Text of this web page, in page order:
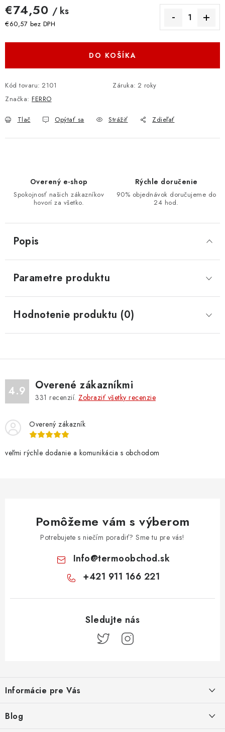
€74,50 / ks
€60,57 bez DPH
DO KOŠÍKA
Kód tovaru: 2101 Záruka: 2 roky
Značka: FERRO
Tlač Opýtať sa Strážiť Zdieľať
Overený e-shop
Spokojnosť našich zákazníkov
hovorí za všetko.
Rýchle doručenie
90% objednávok doručujeme do
24 hod.
Popis
Parametre produktu
Hodnotenie produktu (0)
4.9 Overené zákazníkmi
331 recenzií. Zobraziť všetky recenzie
Overený zákazník
veľmi rýchle dodanie a komunikácia s obchodom
Pomôžeme vám s výberom
Potrebujete s niečím poradiť? Sme tu pre vás!
Info@termoobchod.sk
+421 911 166 221
p
ä
Informácie pre Vás
Blog